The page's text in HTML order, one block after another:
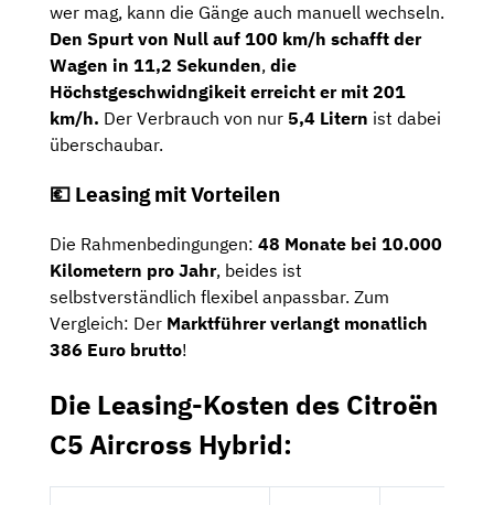
wer mag, kann die Gänge auch manuell wechseln.
Den Spurt von Null auf 100 km/h schafft der
Wagen in 11,2 Sekunden, die
Höchstgeschwidngikeit erreicht er mit 201
km/h. Der Verbrauch von nur 5,4 Litern ist dabei
überschaubar.
💶 Leasing mit Vorteilen
Die Rahmenbedingungen: 48 Monate bei 10.000
Kilometern pro Jahr, beides ist
selbstverständlich flexibel anpassbar. Zum
Vergleich: Der Marktführer verlangt monatlich
386 Euro brutto!
Die Leasing-Kosten des Citroën
C5 Aircross Hybrid: